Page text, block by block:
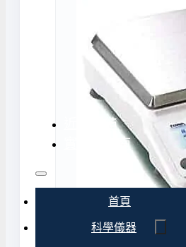
實驗桌規劃
近期實績
實驗室指南
首頁
科學儀器